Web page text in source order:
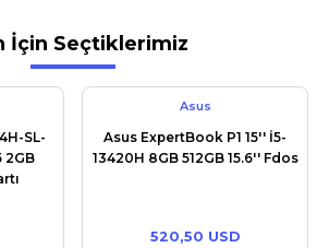
İçin Seçtiklerimiz
SL-
2GB
Asus
Asus ExpertBook P1 15'' İ5-
13420H 8GB 512GB 15.6'' Fdos
520,50 USD